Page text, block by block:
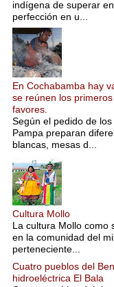
indígena de superar
perfección en u...
En Cochabamba hay
se reúnen los
favores.
Según el pedido de
Pampa preparan
blancas, mesas d...
Cultura Mollo
La cultura Mollo como
en la comunidad del
perteneciente...
Cuatro pueblos del
hidroeléctrica El Bala